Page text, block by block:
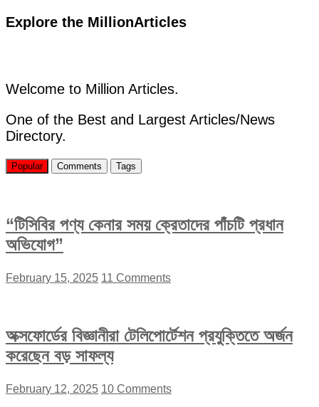
ককটেল
যুবলীগ
ও
৪
নেতা
Explore the MillionArticles
Welcome to Million Articles.
One of the Best and Largest Articles/News
Directory.
Popular Comments Tags
“টিসিবির পণ্য কেনার সময় ক্রেতাদের পাঁচটি প্রধান
অভিযোগ”
February 15, 2025 11 Comments
অক্সফোর্ডের বিজ্ঞানীরা টেলিপোর্টেশন প্রযুক্তিতে অর্জন
করেছেন বড় সাফল্য
February 12, 2025 10 Comments